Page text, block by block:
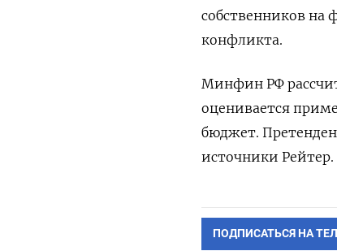
собственников на
конфликта.
Минфин РФ
оценивается
бюджет.
источники
ПОДПИСАТЬСЯ НА